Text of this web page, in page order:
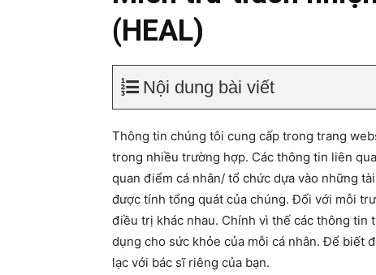
(HEAL)
Nội dung bài viết
Thông tin chúng tôi cung cấp trong trang
trong nhiều trường hợp. Các thông tin liên
quan điểm cá nhân/ tổ chức dựa vào những
được tính tổng quát của chúng. Đối với mỗi
điều trị khác nhau. Chính vì thế các thông tin
dụng cho sức khỏe của mỗi cá nhân. Để biết
lạc với bác sĩ riêng của bạn.